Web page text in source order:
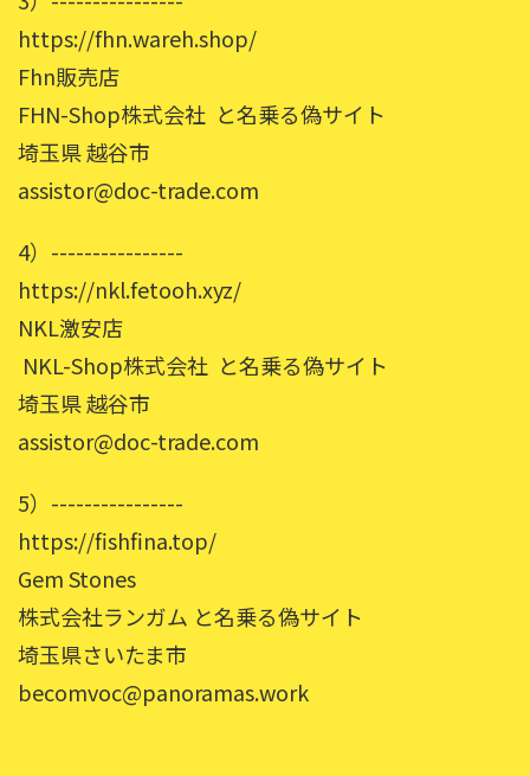
https://fhn.wareh.shop/
Fhn販売店
FHN-Shop株式会社 と名乗る偽サイト
埼玉県 越谷市
assistor@doc-trade.com
4）----------------
https://nkl.fetooh.xyz/
NKL激安店
NKL-Shop株式会社 と名乗る偽サイト
埼玉県 越谷市
assistor@doc-trade.com
5）----------------
https://fishfina.top/
Gem Stones
株式会社ランガム と名乗る偽サイト
埼玉県さいたま市
becomvoc@panoramas.work